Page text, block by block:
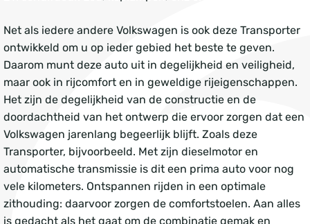
Net als iedere andere Volkswagen is ook deze Transporter
ontwikkeld om u op ieder gebied het beste te geven.
Daarom munt deze auto uit in degelijkheid en veiligheid,
maar ook in rijcomfort en in geweldige rijeigenschappen.
Het zijn de degelijkheid van de constructie en de
doordachtheid van het ontwerp die ervoor zorgen dat een
Volkswagen jarenlang begeerlijk blijft. Zoals deze
Transporter, bijvoorbeeld. Met zijn dieselmotor en
automatische transmissie is dit een prima auto voor nog
vele kilometers. Ontspannen rijden in een optimale
zithouding: daarvoor zorgen de comfortstoelen. Aan alles
is gedacht als het gaat om de combinatie gemak en